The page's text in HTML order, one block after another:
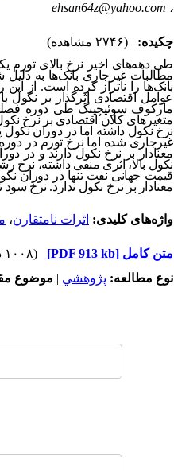
، ehsan64z@yahoo.com
چکیده:
(۲۷۴۶ مشاهده)
طی دهه‌‌های اخیر نرخ بالای تورم
مطالبات غیرجاری بانک‌‌ها به
بانک‌‌ها را ناتراز کرده است. از
عوامل اقتصادی اثرگذار بر نکول
متغیرهای کلان اقتصادی بر نرخ
نرخ نکول داشته اما در دوران
غیرجاری شده اما نرخ تورم در
معنادار بر نرخ نکول دارند و در
نکول بالا، اثری منفی داشته، نرخ
قیمت جهانی نفت تنها در دوران
معنادار بر نرخ نکول ندارد. نرخ
واژه‌های کلیدی: اثرات نامتقارن،
متن کامل [PDF 913 kb]
(۱۰۰۸ دریافت)
نوع مطالعه: پژوهشي | موضوع